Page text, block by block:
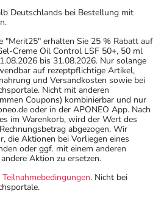
Deutschlands bei Bestellung mit
"Merit25" erhalten Sie 25 % Rabatt auf
Creme Oil Control LSF 50+, 50 ml
bis 31.08.2026. Nur solange
auf rezeptpflichtige Artikel,
und Versandkosten sowie bei
Nicht mit anderen
Coupons) kombinierbar und nur
oder in der APONEO App. Nach
im Warenkorb, wird der Wert des
abgezogen. Wir
die Aktionen bei Vorliegen eines
oder ggf. mit einem anderen
Aktion zu ersetzen.
Teilnahmebedingungen. Nicht bei